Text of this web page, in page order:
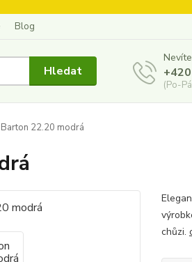
Blog
Hledat
(Po-
Barton 22.20 modrá
chůzi.